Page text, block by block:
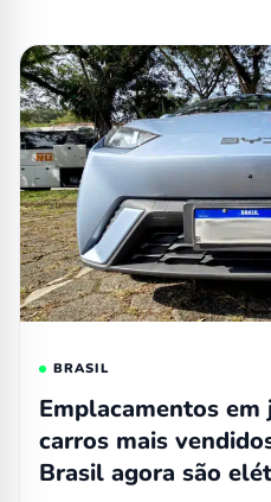
BRASIL
Emplacamentos
carros mais
Brasil agora são